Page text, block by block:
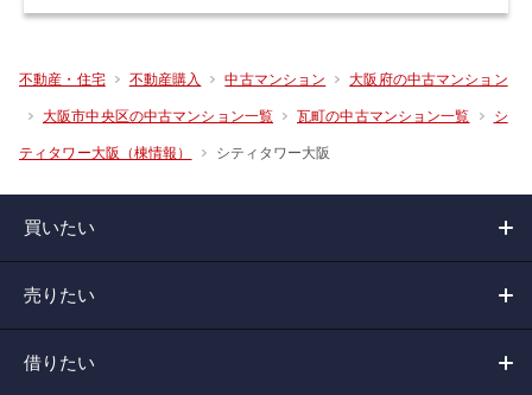
不動産・住宅 不動産購入 中古マンション 大阪府の中古マンション
大阪市中央区の中古マンション一覧 瓦町の中古マンション一覧 シ
ティタワー大阪（棟情報） シティタワー大阪
買いたい
売りたい
借りたい